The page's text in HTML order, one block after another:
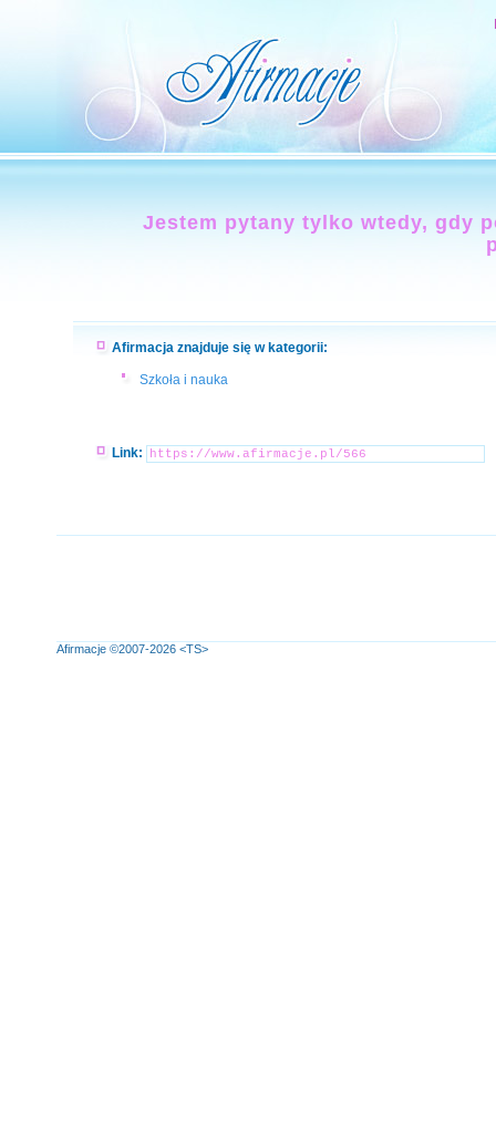
Jestem pytany tylko wtedy, gdy
Afirmacja znajduje się w kategorii:
Szkoła i nauka
Link:
Afirmacje ©2007-2026 <TS>